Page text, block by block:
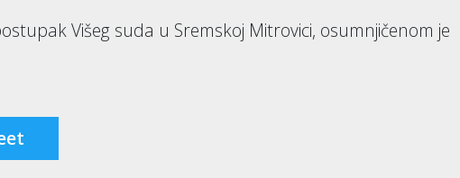
Višeg suda u Sremskoj Mitrovici, osumnjičenom je